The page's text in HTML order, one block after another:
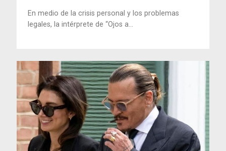
En medio de la crisis personal y los problemas
legales, la intérprete de “Ojos a...